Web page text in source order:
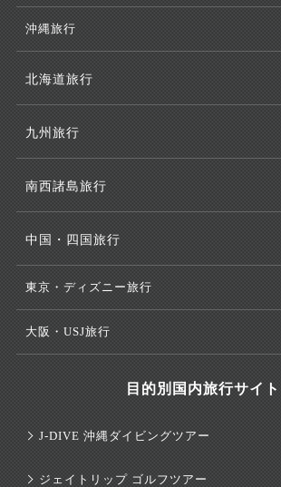
沖縄旅行
北海道旅行
九州旅行
南西諸島旅行
中国・四国旅行
東京・ディズニー旅行
大阪・USJ旅行
目的別国内旅行サイト
J-DIVE 沖縄ダイビングツアー
ジェイトリップ ゴルフツアー